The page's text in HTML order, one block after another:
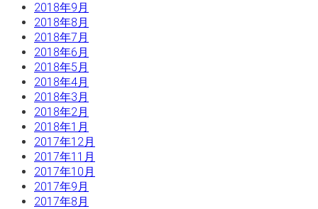
2018年9月
2018年8月
2018年7月
2018年6月
2018年5月
2018年4月
2018年3月
2018年2月
2018年1月
2017年12月
2017年11月
2017年10月
2017年9月
2017年8月